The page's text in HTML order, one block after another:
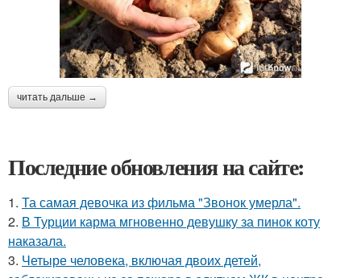
читать дальше →
Последние обновления на сайте:
1. Та самая девочка из фильма "Звонок умерла".
2. В Турции карма мгновенно девушку за пинок коту
наказала.
3. Четыре человека, включая двоих детей,